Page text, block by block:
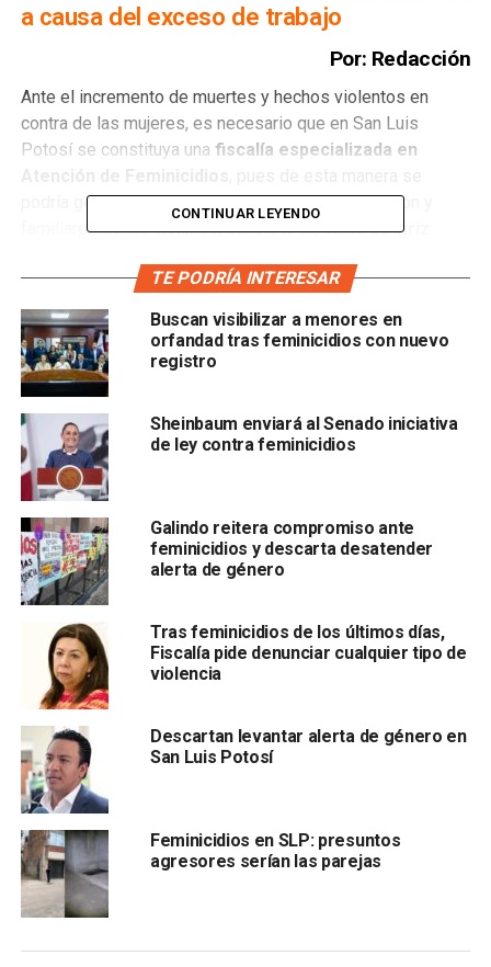
a causa del exceso de trabajo
Por: Redacción
Ante el incremento de muertes y hechos violentos en
contra de las mujeres, es necesario que en San Luis
Potosí se constituya una fiscalía especializada en
podría generar una mayor certidumbre a la población y
familiares de las víctimas, señaló la diputadaBeatriz
el Congreso localconsideró que en la entidad existe
suficiente evidencia de los acontecimientos violentos que
se presentan cotidianamente en contra de las mujeres, de
los cuales, desgraciadamente la mayoría de los casos
quedan impunes.
Consideró que una fiscalía especializada
investigación
para dar con el paradero de los
responsables de haber privado de la vida a una mujer por
cuestiones de género.
protocolo de feminicidioquede impune por la carga de
trabajo o dedicación que se ponen en otros asuntos de
investigación que no tienen que ver con la violencia o el
CONTINUAR LEYENDO
TE PODRÍA INTERESAR
Buscan visibilizar a menores en
orfandad tras feminicidios con nuevo
registro
Sheinbaum enviará al Senado iniciativa
de ley contra feminicidios
Galindo reitera compromiso ante
feminicidios y descarta desatender
alerta de género
Tras feminicidios de los últimos días,
Fiscalía pide denunciar cualquier tipo de
violencia
Descartan levantar alerta de género en
San Luis Potosí
Feminicidios en SLP: presuntos
agresores serían las parejas